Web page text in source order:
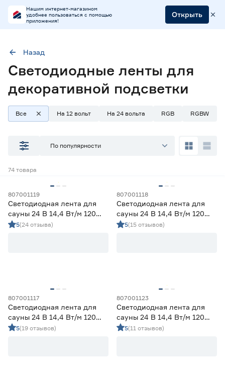
Нашим интернет-магазином
удобнее пользоваться с помощью
приложения!
Открыть
ПрименениеДекоративная подсветка (до 990 лм/м)
Наличие в магазинах
Ростовское шоссе, 28/7
Тип
Ленты диодные для бани и сауны
Ленты диодные для влажных помещений
Применение
Декоративная подсветка (до 990 лм/м)
Назад
Светодиодные ленты для
декоративной подсветки
Все На 12 вольт На 24 вольта RGB RGBW
По популярности
74 товара
807001119
Светодиодная лента для
сауны 24 В 14,4 Вт/м 120
LED/м IP68 5 м холодный
5(24 отзыва)
807001118
Светодиодная лента для
сауны 24 В 14,4 Вт/м 120
LED/м IP68 5 м
5(15 отзывов)
807001117
Светодиодная лента для
сауны 24 В 14,4 Вт/м 120
LED/м IP68 5 м теплый свет
5(19 отзывов)
807001123
Светодиодная лента для
сауны 24 В 14,4 Вт/м 120
LED/м IP68 5 м синий свет
5(11 отзывов)